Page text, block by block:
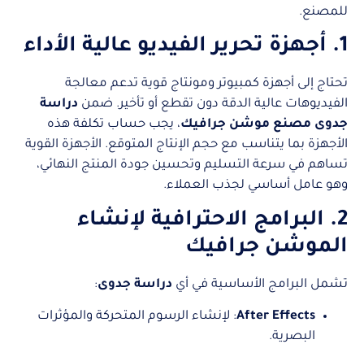
للمصنع.
1. أجهزة تحرير الفيديو عالية الأداء
تحتاج إلى أجهزة كمبيوتر ومونتاج قوية تدعم معالجة
الفيديوهات عالية الدقة دون تقطع أو تأخير. ضمن دراسة
جدوى مصنع موشن جرافيك، يجب حساب تكلفة هذه
الأجهزة بما يتناسب مع حجم الإنتاج المتوقع. الأجهزة القوية
تساهم في سرعة التسليم وتحسين جودة المنتج النهائي،
وهو عامل أساسي لجذب العملاء.
2. البرامج الاحترافية لإنشاء
الموشن جرافيك
تشمل البرامج الأساسية في أي دراسة جدوى:
After Effects: لإنشاء الرسوم المتحركة والمؤثرات
البصرية.